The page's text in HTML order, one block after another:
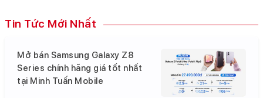
Tin Tức Mới Nhất
Mở bán Samsung Galaxy Z8
Series chính hãng giá tốt nhất
tại Minh Tuấn Mobile